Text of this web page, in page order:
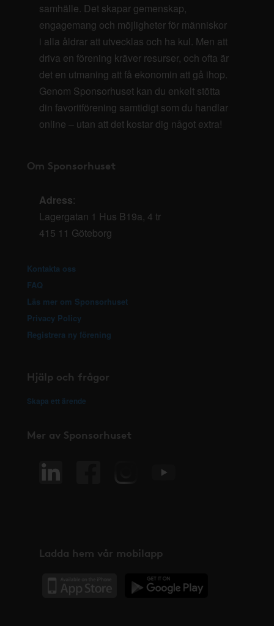
samhälle. Det skapar gemenskap,
engagemang och möjligheter för människor
i alla åldrar att utvecklas och ha kul. Men att
driva en förening kräver resurser, och ofta är
det en utmaning att få ekonomin att gå ihop.
Genom Sponsorhuset kan du enkelt stötta
din favoritförening samtidigt som du handlar
online – utan att det kostar dig något extra!
Om Sponsorhuset
Adress:
Lagergatan 1 Hus B19a, 4 tr
415 11 Göteborg
Kontakta oss
FAQ
Läs mer om Sponsorhuset
Privacy Policy
Registrera ny förening
Hjälp och frågor
Skapa ett ärende
Mer av Sponsorhuset
Ladda hem vår mobilapp